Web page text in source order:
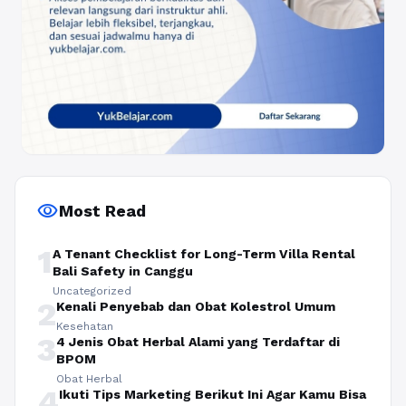
visibilityMost Read
1A Tenant Checklist for Long-Term Villa Rental
Bali Safety in Canggu
Uncategorized
2Kenali Penyebab dan Obat Kolestrol Umum
Kesehatan
34 Jenis Obat Herbal Alami yang Terdaftar di
BPOM
Obat Herbal
Ikuti Tips Marketing Berikut Ini Agar Kamu Bisa